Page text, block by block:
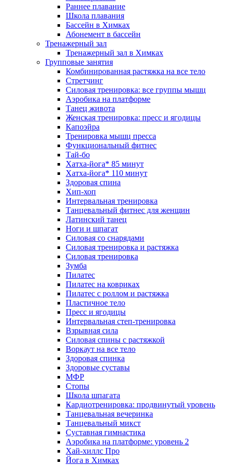
Раннее плавание
Школа плавания
Бассейн в Химках
Абонемент в бассейн
Тренажерный зал
Тренажерный зал в Химках
Групповые занятия
Комбинированная растяжка на все тело
Стретчинг
Силовая тренировка: все группы мышц
Аэробика на платформе
Танец живота
Женская тренировка: пресс и ягодицы
Капоэйра
Тренировка мышц пресса
Функциональный фитнес
Тай-бо
Хатха-йога* 85 минут
Хатха-йога* 110 минут
Здоровая спина
Хип-хоп
Интервальная тренировка
Танцевальный фитнес для женщин
Латинский танец
Ноги и шпагат
Силовая со снарядами
Силовая тренировка и растяжка
Силовая тренировка
Зумба
Пилатес
Пилатес на ковриках
Пилатес с роллом и растяжка
Пластичное тело
Пресс и ягодицы
Интервальная степ-тренировка
Взрывная сила
Силовая спины с растяжкой
Воркаут на все тело
Здоровая спинка
Здоровые суставы
МФР
Стопы
Школа шпагата
Кардиотренировка: продвинутый уровень
Танцевальная вечеринка
Танцевальный микст
Суставная гимнастика
Аэробика на платформе: уровень 2
Хай-хиллс Про
Йога в Химках